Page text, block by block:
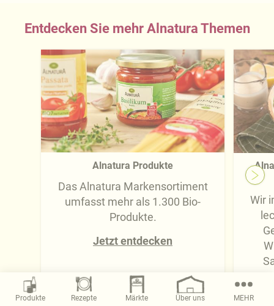
Magazin
Produkte Rezepte Märkte Über uns MEHR
Entdecken Sie mehr Alnatura Themen
Alnatura Produkte
Das Alnatura Markensortiment
umfasst mehr als 1.300 Bio-
Produkte.
Jetzt entdecken
Wir